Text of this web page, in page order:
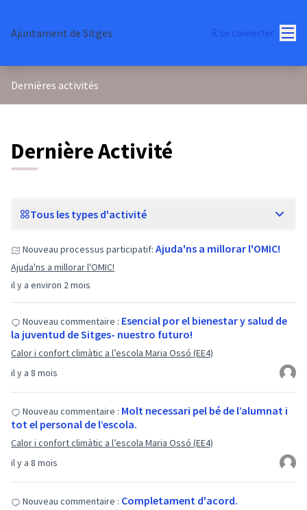
Ajuntament de Sitges Se connecter
Dernières activités
Dernière Activité
Tous les types d'activité
il y a environ 2 mois
Nouveau processus participatif: Ajuda'ns a millorar l'OMIC!
Ajuda'ns a millorar l'OMIC!
il y a 8 mois
Nouveau commentaire : Esencial por el bienestar y salud de
la juventud de Sitges- nuestro futuro!
Calor i confort climàtic a l’escola Maria Ossó (EE4)
il y a 8 mois
Nouveau commentaire : Molt necessari pel bé de l’alumnat i
tot el personal de l’escola.
Calor i confort climàtic a l’escola Maria Ossó (EE4)
Nouveau commentaire : Completament d'acord.